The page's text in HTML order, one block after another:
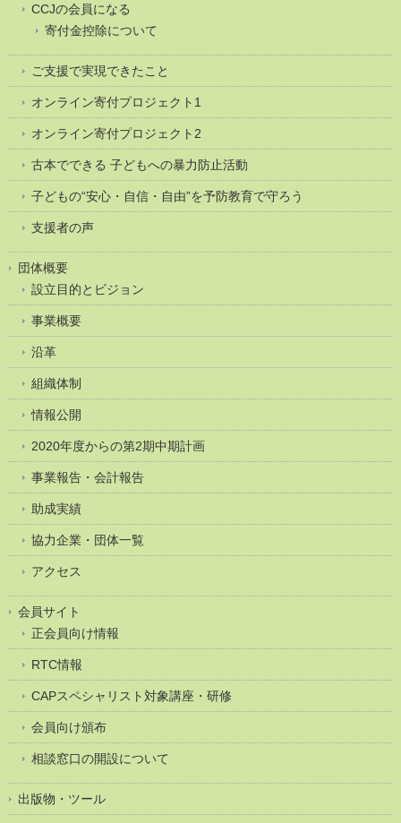
CCJの会員になる
寄付金控除について
ご支援で実現できたこと
オンライン寄付プロジェクト1
オンライン寄付プロジェクト2
古本でできる 子どもへの暴力防止活動
子どもの“安心・自信・自由”を予防教育で守ろう
支援者の声
団体概要
設立目的とビジョン
事業概要
沿革
組織体制
情報公開
2020年度からの第2期中期計画
事業報告・会計報告
助成実績
協力企業・団体一覧
アクセス
会員サイト
正会員向け情報
RTC情報
CAPスペシャリスト対象講座・研修
会員向け頒布
相談窓口の開設について
出版物・ツール